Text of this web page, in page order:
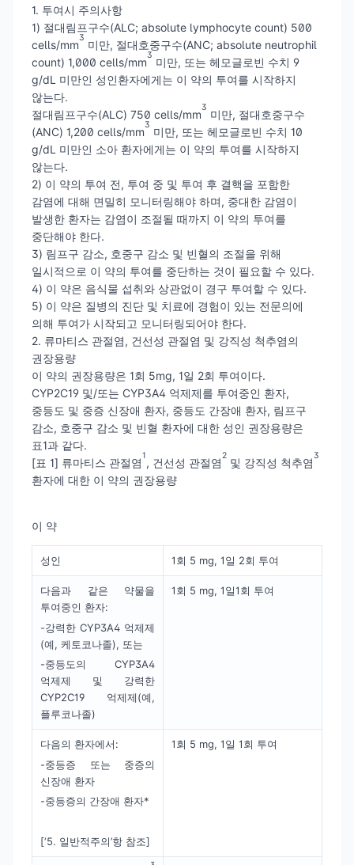
1. 투여시 주의사항
1) 절대림프구수(ALC; absolute lymphocyte count) 500
cells/mm
3
미만, 절대호중구수(ANC; absolute neutrophil
count) 1,000 cells/mm
3
미만, 또는 헤모글로빈 수치 9
g/dL 미만인 성인환자에게는 이 약의 투여를 시작하지
않는다.
절대림프구수(ALC) 750 cells/mm
3
미만, 절대호중구수
(ANC) 1,200 cells/mm
3
미만, 또는 헤모글로빈 수치 10
g/dL 미만인 소아 환자에게는 이 약의 투여를 시작하지
않는다.
2) 이 약의 투여 전, 투여 중 및 투여 후 결핵을 포함한
감염에 대해 면밀히 모니터링해야 하며, 중대한 감염이
발생한 환자는 감염이 조절될 때까지 이 약의 투여를
중단해야 한다.
3) 림프구 감소, 호중구 감소 및 빈혈의 조절을 위해
일시적으로 이 약의 투여를 중단하는 것이 필요할 수 있다.
4) 이 약은 음식물 섭취와 상관없이 경구 투여할 수 있다.
5) 이 약은 질병의 진단 및 치료에 경험이 있는 전문의에
의해 투여가 시작되고 모니터링되어야 한다.
2. 류마티스 관절염, 건선성 관절염 및 강직성 척추염의
권장용량
이 약의 권장용량은 1회 5mg, 1일 2회 투여이다.
CYP2C19 및/또는 CYP3A4 억제제를 투여중인 환자,
중등도 및 중증 신장애 환자, 중등도 간장애 환자, 림프구
감소, 호중구 감소 및 빈혈 환자에 대한 성인 권장용량은
표1과 같다.
[표 1] 류마티스 관절염
1
, 건선성 관절염
2
및 강직성 척추염
3
환자에 대한 이 약의 권장용량
이 약
성인 1회 5 mg, 1일 2회 투여
다음과 같은 약물을
투여중인 환자:
-강력한 CYP3A4 억제제
(예, 케토코나졸), 또는
-중등도의 CYP3A4
억제제 및 강력한
CYP2C19 억제제(예,
플루코나졸)
1회 5 mg, 1일1회 투여
다음의 환자에서:
-중등증 또는 중증의
신장애 환자
-중등증의 간장애 환자*
[‘5. 일반적주의’항 참조]
1회 5 mg, 1일 1회 투여